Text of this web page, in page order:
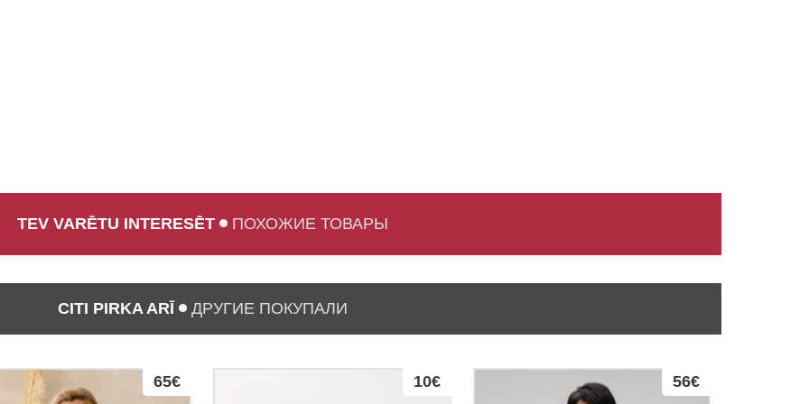
TEV VARĒTU INTERESĒT ПОХОЖИЕ ТОВАРЫ
CITI PIRKA ARĪ ДРУГИЕ ПОКУПАЛИ
65€ 10€ 56€